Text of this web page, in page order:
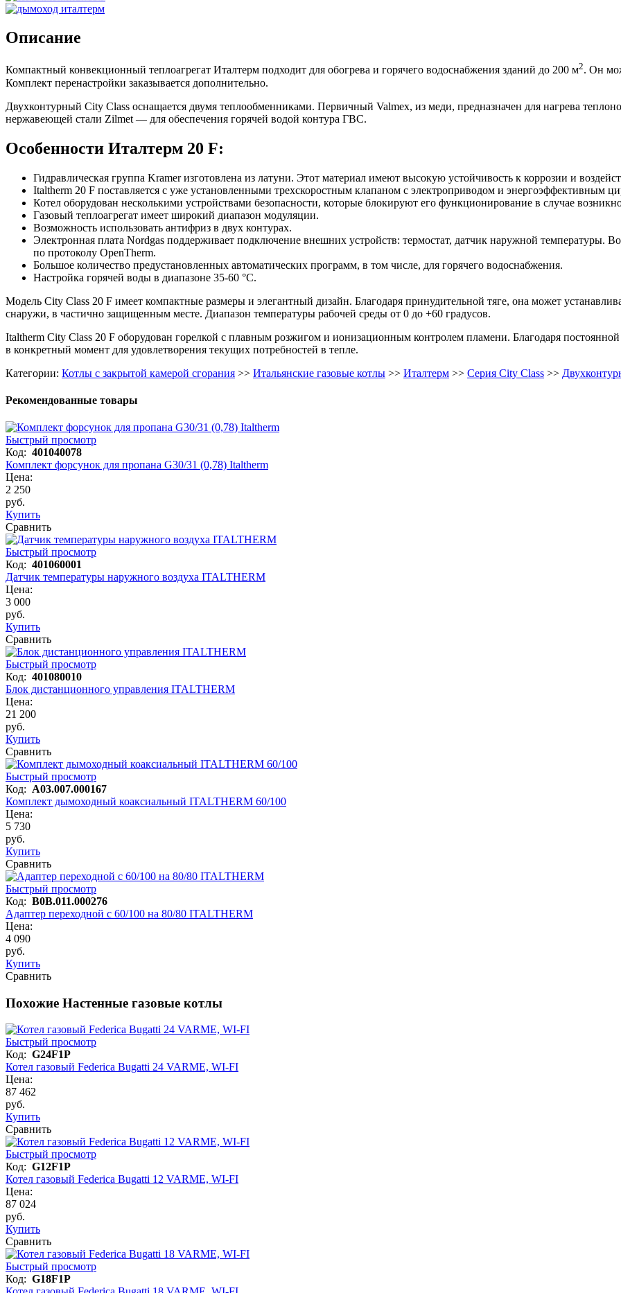
Описание
Компактный конвекционный теплоагрегат Италтерм подходит для обогрева и горячего водоснабжения зданий до 200 м2. Он
Комплект перенастройки заказывается дополнительно.
Двухконтурный City Class оснащается двумя теплообменниками. Первичный Valmex, из меди, предназначен для нагрева
нержавеющей стали Zilmet — для обеспечения горячей водой контура ГВС.
Особенности Италтерм 20 F:
Гидравлическая группа Kramer изготовлена из латуни. Этот материал имеют высокую устойчивость к коррозии и
Italtherm 20 F поставляется с уже установленными трехскоростным клапаном с электроприводом и энергоэффективным
Котел оборудован несколькими устройствами безопасности, которые блокируют его функционирование в случае
Газовый теплоагрегат имеет широкий диапазон модуляции.
Возможность использовать антифриз в двух контурах.
Электронная плата Nordgas поддерживает подключение внешних устройств: термостат, датчик наружной температуры.
по протоколу OpenTherm.
Большое количество предустановленных автоматических программ, в том числе, для горячего водоснабжения.
Настройка горячей воды в диапазоне 35-60 °C.
Модель City Class 20 F имеет компактные размеры и элегантный дизайн. Благодаря принудительной тяге, она может
снаружи, в частично защищенным месте. Диапазон температуры рабочей среды от 0 до +60 градусов.
Italtherm City Class 20 F оборудован горелкой с плавным розжигом и ионизационным контролем пламени. Благодаря постоянной
в конкретный момент для удовлетворения текущих потребностей в тепле.
Категории: Котлы с закрытой камерой сгорания >> Итальянские газовые котлы >> Италтерм >> Серия City Class >>
Рекомендованные товары
Быстрый просмотр
Код: 401040078
Комплект форсунок для пропана G30/31 (0,78) Italtherm
Цена:
2 250
руб.
Купить
Сравнить
Быстрый просмотр
Код: 401060001
Датчик температуры наружного воздуха ITALTHERM
Цена:
3 000
руб.
Купить
Сравнить
Быстрый просмотр
Код: 401080010
Блок дистанционного управления ITALTHERM
Цена:
21 200
руб.
Купить
Сравнить
Быстрый просмотр
Код: A03.007.000167
Комплект дымоходный коаксиальный ITALTHERM 60/100
Цена:
5 730
руб.
Купить
Сравнить
Быстрый просмотр
Код: B0B.011.000276
Адаптер переходной с 60/100 на 80/80 ITALTHERM
Цена:
4 090
руб.
Купить
Сравнить
Похожие Настенные газовые котлы
Быстрый просмотр
Код: G24F1P
Котел газовый Federica Bugatti 24 VARME, WI-FI
Цена:
87 462
руб.
Купить
Сравнить
Быстрый просмотр
Код: G12F1P
Котел газовый Federica Bugatti 12 VARME, WI-FI
Цена:
87 024
руб.
Купить
Сравнить
Быстрый просмотр
Код: G18F1P